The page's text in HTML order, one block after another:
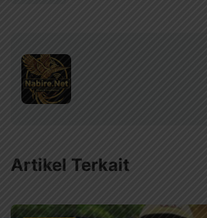
Artikel Terkait